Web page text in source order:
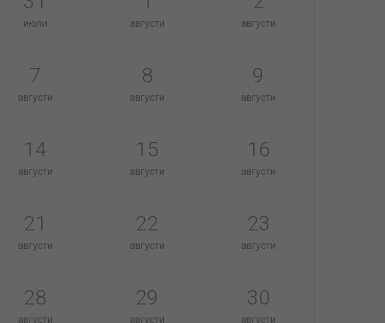
июли августи августи
7
августи
8
августи
9
августи
14
августи
15
августи
16
августи
21
августи
22
августи
23
августи
28
августи
29
августи
30
августи